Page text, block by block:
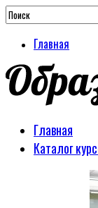
Главная
Главная
Каталог